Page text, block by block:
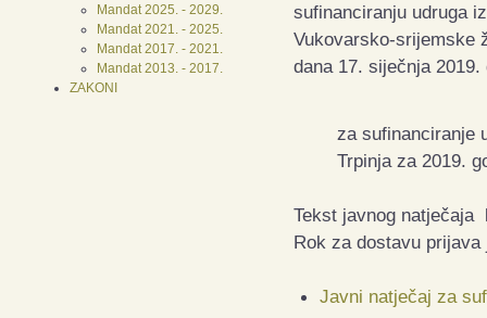
Mandat 2025. - 2029.
Mandat 2021. - 2025.
Mandat 2017. - 2021.
Mandat 2013. - 2017.
ZAKONI
sufinanciranju udruga
Vukovarsko-srijemske
dana 17. siječnja
za sufinanciranje
Trpinja za 2019.
Tekst javnog natječaja
Rok za dostavu
Javni natječaj za